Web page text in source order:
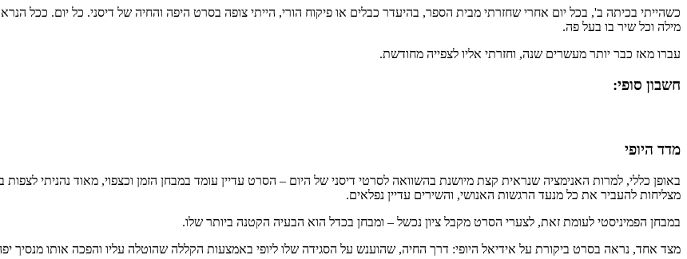
כשהייתי בכיתה ב', בכל יום אחרי שחזרתי מבית הספר, בהיעדר כבלים או פיקוח הורי, הייתי צופה בסרט היפה והחיה של דיסני. כל יום. ככל
מילה וכל שיר בו בעל פה.
עברו מאז כבר יותר מעשרים שנה, וחזרתי אליו לצפייה מחודשת.
חשבון סופי:
מדד היופי
באופן כללי, למרות האנימציה שנראית קצת מיושנת בהשוואה לסרטי דיסני של היום – הסרט עדיין עומד במבחן הזמן וכצפוי, מאוד נהניתי
מצליחות להעביר את כל מנעד הרגשות האנושי, והשירים עדיין נפלאים.
במבחן הפמיניסטי לעומת זאת, לצערי הסרט מקבל ציון נכשל – ומבחן בכדל הוא הבעיה הקטנה ביותר שלו.
מצד אחד, נראה בסרט ביקורת על אידיאל היופי: דרך החיה, שהוענש על הסגידה שלו ליופי באמצעות הקללה שהוטלה עליו והפכה אותו מנסיך